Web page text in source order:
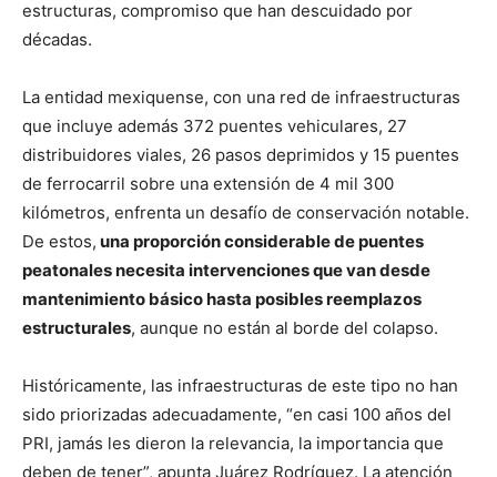
estructuras, compromiso que han descuidado por
décadas.
La entidad mexiquense, con una red de infraestructuras
que incluye además 372 puentes vehiculares, 27
distribuidores viales, 26 pasos deprimidos y 15 puentes
de ferrocarril sobre una extensión de 4 mil 300
kilómetros, enfrenta un desafío de conservación notable.
De estos, una proporción considerable de puentes
peatonales necesita intervenciones que van desde
mantenimiento básico hasta posibles reemplazos
estructurales, aunque no están al borde del colapso.
Históricamente, las infraestructuras de este tipo no han
sido priorizadas adecuadamente, “en casi 100 años del
PRI, jamás les dieron la relevancia, la importancia que
deben de tener”, apunta Juárez Rodríguez. La atención